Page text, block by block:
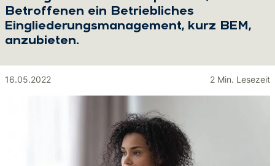
Betroffenen ein Betriebliches
Eingliederungsmanagement, kurz BEM,
anzubieten.
16.05.2022 2 Min. Lesezeit